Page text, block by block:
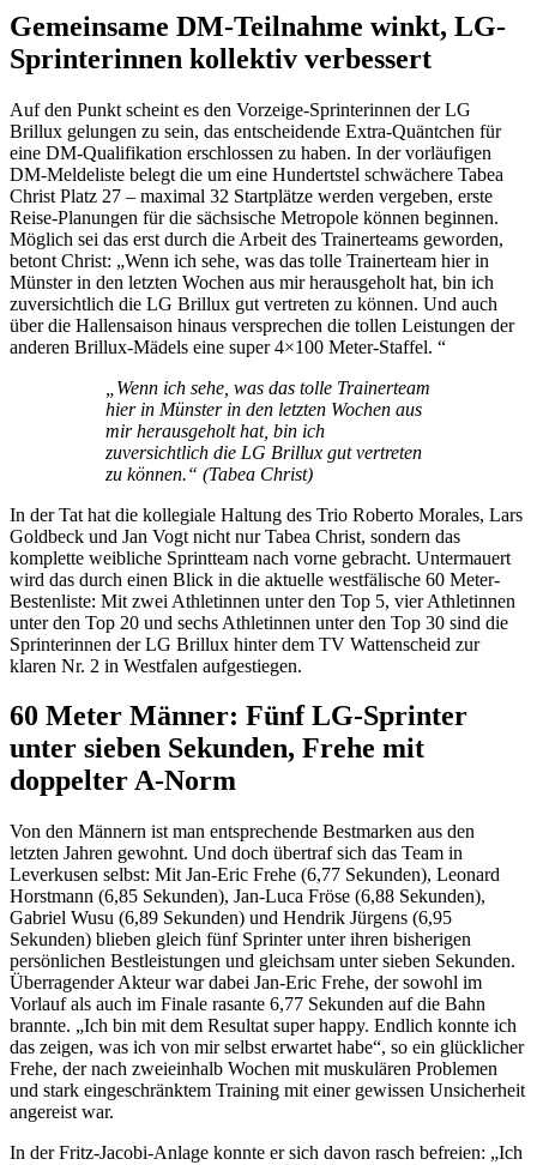
Gemeinsame DM-Teilnahme winkt, LG-
Sprinterinnen kollektiv verbessert
Auf den Punkt scheint es den Vorzeige-Sprinterinnen der LG
Brillux gelungen zu sein, das entscheidende Extra-Quäntchen für
eine DM-Qualifikation erschlossen zu haben. In der vorläufigen
DM-Meldeliste belegt die um eine Hundertstel schwächere Tabea
Christ Platz 27 – maximal 32 Startplätze werden vergeben, erste
Reise-Planungen für die sächsische Metropole können beginnen.
Möglich sei das erst durch die Arbeit des Trainerteams geworden,
betont Christ: „Wenn ich sehe, was das tolle Trainerteam hier in
Münster in den letzten Wochen aus mir herausgeholt hat, bin ich
zuversichtlich die LG Brillux gut vertreten zu können. Und auch
über die Hallensaison hinaus versprechen die tollen Leistungen der
anderen Brillux-Mädels eine super 4×100 Meter-Staffel. “
„Wenn ich sehe, was das tolle Trainerteam
hier in Münster in den letzten Wochen aus
mir herausgeholt hat, bin ich
zuversichtlich die LG Brillux gut vertreten
zu können.“ (Tabea Christ)
In der Tat hat die kollegiale Haltung des Trio Roberto Morales, Lars
Goldbeck und Jan Vogt nicht nur Tabea Christ, sondern das
komplette weibliche Sprintteam nach vorne gebracht. Untermauert
wird das durch einen Blick in die aktuelle westfälische 60 Meter-
Bestenliste: Mit zwei Athletinnen unter den Top 5, vier Athletinnen
unter den Top 20 und sechs Athletinnen unter den Top 30 sind die
Sprinterinnen der LG Brillux hinter dem TV Wattenscheid zur
klaren Nr. 2 in Westfalen aufgestiegen.
60 Meter Männer: Fünf LG-Sprinter
unter sieben Sekunden, Frehe mit
doppelter A-Norm
Von den Männern ist man entsprechende Bestmarken aus den
letzten Jahren gewohnt. Und doch übertraf sich das Team in
Leverkusen selbst: Mit Jan-Eric Frehe (6,77 Sekunden), Leonard
Horstmann (6,85 Sekunden), Jan-Luca Fröse (6,88 Sekunden),
Gabriel Wusu (6,89 Sekunden) und Hendrik Jürgens (6,95
Sekunden) blieben gleich fünf Sprinter unter ihren bisherigen
persönlichen Bestleistungen und gleichsam unter sieben Sekunden.
Überragender Akteur war dabei Jan-Eric Frehe, der sowohl im
Vorlauf als auch im Finale rasante 6,77 Sekunden auf die Bahn
brannte. „Ich bin mit dem Resultat super happy. Endlich konnte ich
das zeigen, was ich von mir selbst erwartet habe“, so ein glücklicher
Frehe, der nach zweieinhalb Wochen mit muskulären Problemen
und stark eingeschränktem Training mit einer gewissen Unsicherheit
angereist war.
In der Fritz-Jacobi-Anlage konnte er sich davon rasch befreien: „Ich